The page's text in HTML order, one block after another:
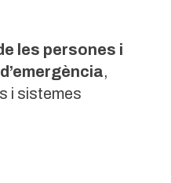
les persones i
,
i sistemes